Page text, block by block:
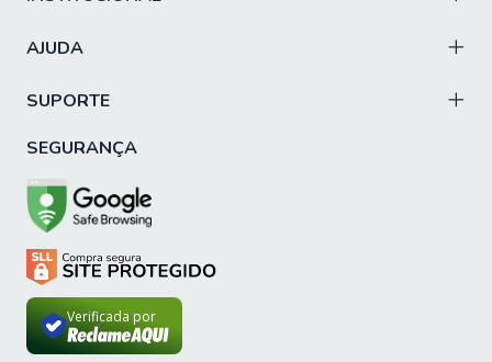
toque final de sofisticação que emoldura a cama,
Organização e Circulação
Inteligente!
Ao planejar seu dormitório, lembre-se: se o foco é
economizar área de circulação, o guarda-roupa com porta
de correr é imbatível, guarda roupa modulado que cabe
em cada espaço e as nossas prateleiras ajudam a você
AJUDA
SUPORTE
SEGURANÇA
Verificada por